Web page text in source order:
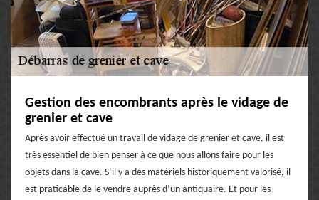
Gestion des encombrants après le vidage de
grenier et cave
Après avoir effectué un travail de vidage de grenier et cave, il est
très essentiel de bien penser à ce que nous allons faire pour les
objets dans la cave. S’il y a des matériels historiquement valorisé, il
est praticable de le vendre auprès d’un antiquaire. Et pour les